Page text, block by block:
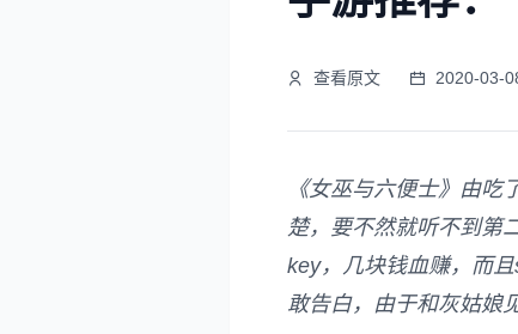
查看原文 2020-03-
《女巫与六便士》由
楚，要不然就听不到第
key，几块钱血赚，而
敢告白，由于和灰姑娘